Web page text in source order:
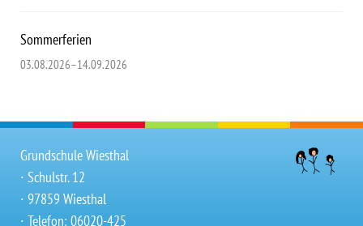
Sommerferien
03.08.2026–14.09.2026
Grundschule Wiesthal
∙ Schulstr. 12
∙ 97859 Wiesthal
∙ Telefon: 06020-425